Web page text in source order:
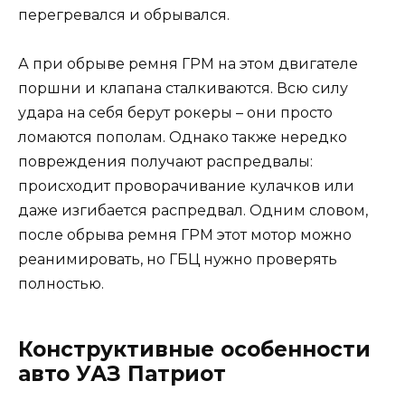
перегревался и обрывался.
А при обрыве ремня ГРМ на этом двигателе
поршни и клапана сталкиваются. Всю силу
удара на себя берут рокеры – они просто
ломаются пополам. Однако также нередко
повреждения получают распредвалы:
происходит проворачивание кулачков или
даже изгибается распредвал. Одним словом,
после обрыва ремня ГРМ этот мотор можно
реанимировать, но ГБЦ нужно проверять
полностью.
Конструктивные особенности
авто УАЗ Патриот